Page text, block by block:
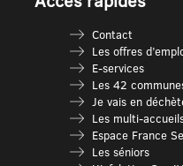
Contact
Les offres
E-services
Les 42
Je vais en
Les multi-
Espace France
Les séniors